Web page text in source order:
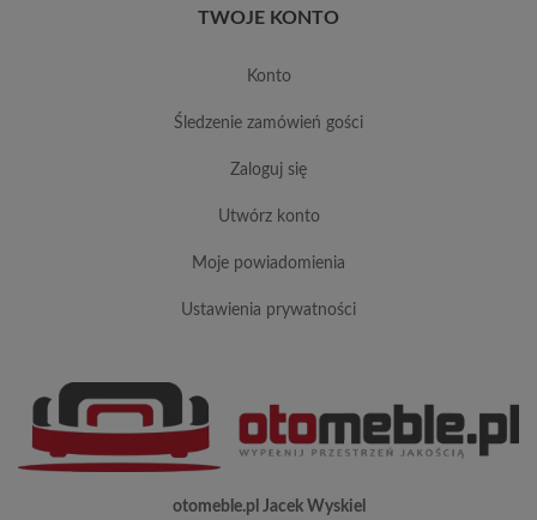
TWOJE KONTO
konto
śledzenie zamówień gości
zaloguj się
utwórz konto
moje powiadomienia
ustawienia prywatności
otomeble.pl Jacek Wyskiel